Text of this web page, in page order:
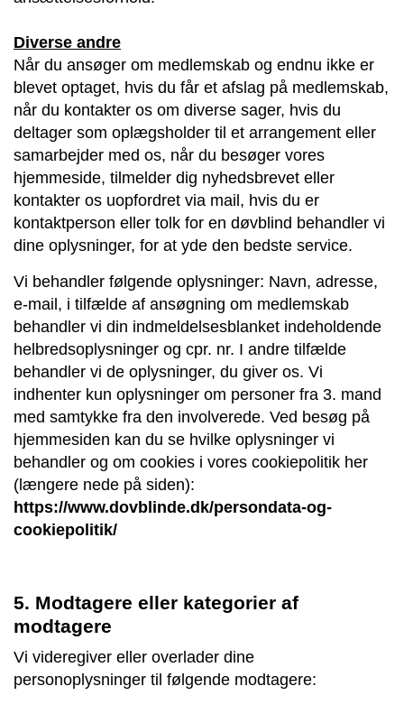
Diverse andre
Når du ansøger om medlemskab og endnu ikke er
blevet optaget, hvis du får et afslag på medlemskab,
når du kontakter os om diverse sager, hvis du
deltager som oplægsholder til et arrangement eller
samarbejder med os, når du besøger vores
hjemmeside, tilmelder dig nyhedsbrevet eller
kontakter os uopfordret via mail, hvis du er
kontaktperson eller tolk for en døvblind behandler vi
dine oplysninger, for at yde den bedste service.
Vi behandler følgende oplysninger: Navn, adresse,
e-mail, i tilfælde af ansøgning om medlemskab
behandler vi din indmeldelsesblanket indeholdende
helbredsoplysninger og cpr. nr. I andre tilfælde
behandler vi de oplysninger, du giver os. Vi
indhenter kun oplysninger om personer fra 3. mand
med samtykke fra den involverede. Ved besøg på
hjemmesiden kan du se hvilke oplysninger vi
behandler og om cookies i vores cookiepolitik her
(længere nede på siden):
https://www.dovblinde.dk/persondata-og-
cookiepolitik/
5. Modtagere eller kategorier af
modtagere
Vi videregiver eller overlader dine
personoplysninger til følgende modtagere: